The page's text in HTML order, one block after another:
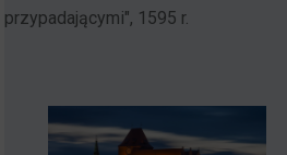
przypadającymi", 1595 r.